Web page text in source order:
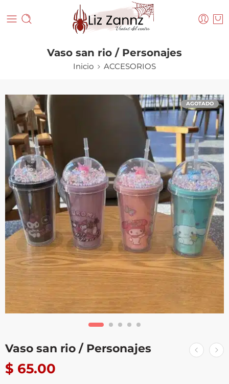
Vaso san rio / Personajes
Inicio ACCESORIOS
AGOTADO
Vaso san rio / Personajes
$ 65.00